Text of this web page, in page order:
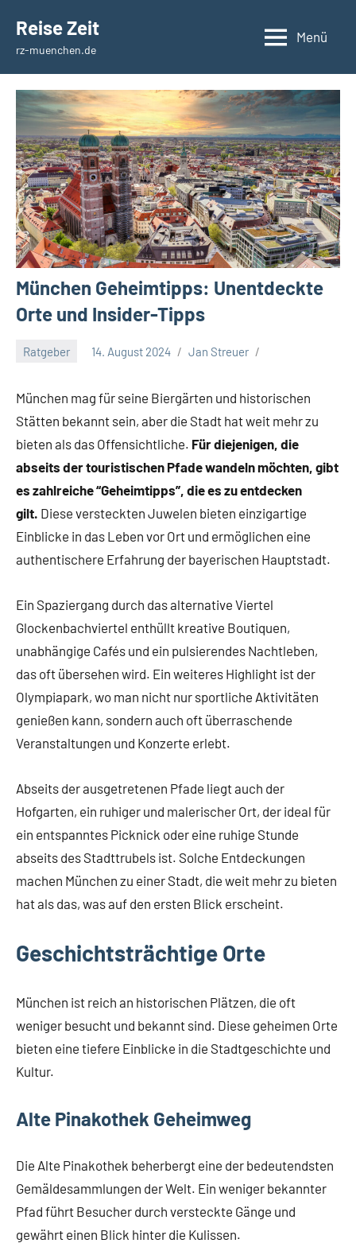
Inhalt
springen
Reise Zeit
rz-muenchen.de
Menü
München Geheimtipps: Unentdeckte
Orte und Insider-Tipps
Ratgeber 14. August 2024 Jan Streuer
München mag für seine Biergärten und historischen
Stätten bekannt sein, aber die Stadt hat weit mehr zu
bieten als das Offensichtliche. Für diejenigen, die
abseits der touristischen Pfade wandeln möchten, gibt
es zahlreiche “Geheimtipps”, die es zu entdecken
gilt. Diese versteckten Juwelen bieten einzigartige
Einblicke in das Leben vor Ort und ermöglichen eine
authentischere Erfahrung der bayerischen Hauptstadt.
Ein Spaziergang durch das alternative Viertel
Glockenbachviertel enthüllt kreative Boutiquen,
unabhängige Cafés und ein pulsierendes Nachtleben,
das oft übersehen wird. Ein weiteres Highlight ist der
Olympiapark, wo man nicht nur sportliche Aktivitäten
genießen kann, sondern auch oft überraschende
Veranstaltungen und Konzerte erlebt.
Abseits der ausgetretenen Pfade liegt auch der
Hofgarten, ein ruhiger und malerischer Ort, der ideal für
ein entspanntes Picknick oder eine ruhige Stunde
abseits des Stadttrubels ist. Solche Entdeckungen
machen München zu einer Stadt, die weit mehr zu bieten
hat als das, was auf den ersten Blick erscheint.
Geschichtsträchtige Orte
München ist reich an historischen Plätzen, die oft
weniger besucht und bekannt sind. Diese geheimen Orte
bieten eine tiefere Einblicke in die Stadtgeschichte und
Kultur.
Alte Pinakothek Geheimweg
Die Alte Pinakothek beherbergt eine der bedeutendsten
Gemäldesammlungen der Welt. Ein weniger bekannter
Pfad führt Besucher durch versteckte Gänge und
gewährt einen Blick hinter die Kulissen.